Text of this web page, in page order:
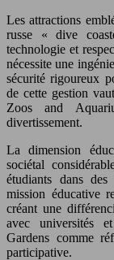
Les attractions
russe « dive
technologie et
nécessite une
sécurité rigoureux
de cette gestion
Zoos and
divertissement.
La dimension
sociétal
étudiants dans des
mission éducative
créant une
avec universités
Gardens comme
participative.